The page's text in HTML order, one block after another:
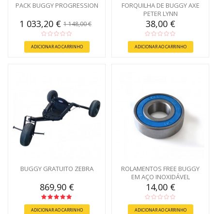
PACK BUGGY PROGRESSION
1 033,20 € 1 148,00 €
ADICIONAR AO CARRINHO
FORQUILHA DE BUGGY AXE
PETER LYNN
38,00 €
ADICIONAR AO CARRINHO
BUGGY GRATUITO ZEBRA
869,90 €
ADICIONAR AO CARRINHO
ROLAMENTOS FREE BUGGY
EM AÇO INOXIDÁVEL
14,00 €
ADICIONAR AO CARRINHO